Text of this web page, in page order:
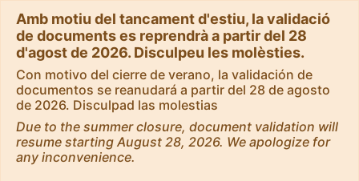
Amb motiu del tancament d'estiu, la validació
de documents es reprendrà a partir del 28
d'agost de 2026. Disculpeu les molèsties.
Con motivo del cierre de verano, la validación de
documentos se reanudará a partir del 28 de agosto
de 2026. Disculpad las molestias
Due to the summer closure, document validation will
resume starting August 28, 2026. We apologize for
any inconvenience.